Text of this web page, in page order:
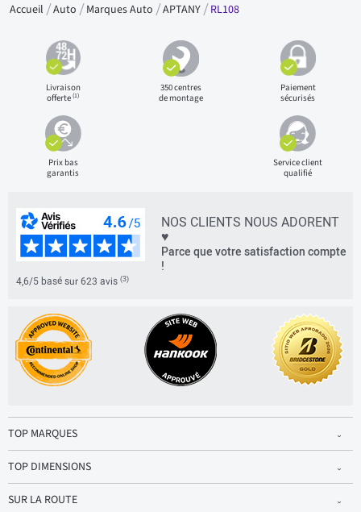
Accueil Auto Marques Auto APTANY RL108
Livraison
offerte(1)
350 centres
de montage
Paiement
sécurisés
Prix bas
garantis
Service client
qualifié
NOS CLIENTS NOUS ADORENT
♥
Parce que votre satisfaction compte
!
4,6/5 basé sur 623 avis (3)
TOP MARQUES
TOP DIMENSIONS
SUR LA ROUTE